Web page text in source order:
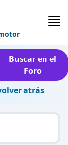
Buscar en el
Foro
atrás